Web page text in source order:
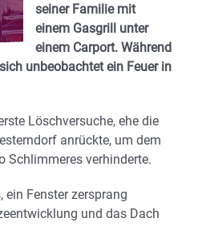
seiner Familie mit
einem Gasgrill unter
einem Carport. Während
unbeobachtet ein Feuer in
Löschversuche, ehe die
anrückte, um dem
Schlimmeres verhinderte.
ein Fenster zersprang
und das Dach